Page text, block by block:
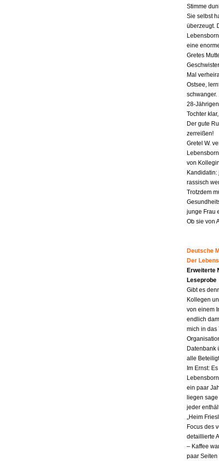
Stimme
Sie selbst
überzeugt.
eine
Gretes
Mal
Ostsee,
schwanger.
28-
Tochter
Der gute
zerreißen!
Gretel W.
von
rassisch
Trotzdem
junge Frau
Ob sie von
Deutsche
Der
Erweiterte
Leseprobe
Gibt es
Kollegen
von einem
endlich
mich in das
Datenbank
alle
Im Ernst:
ein paar
liegen
jeder
„Heim
Focus des
detaillierte
– Kaffee
paar